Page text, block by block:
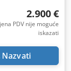
2.900 €
PDV nije moguće
iskazati
Nazvati